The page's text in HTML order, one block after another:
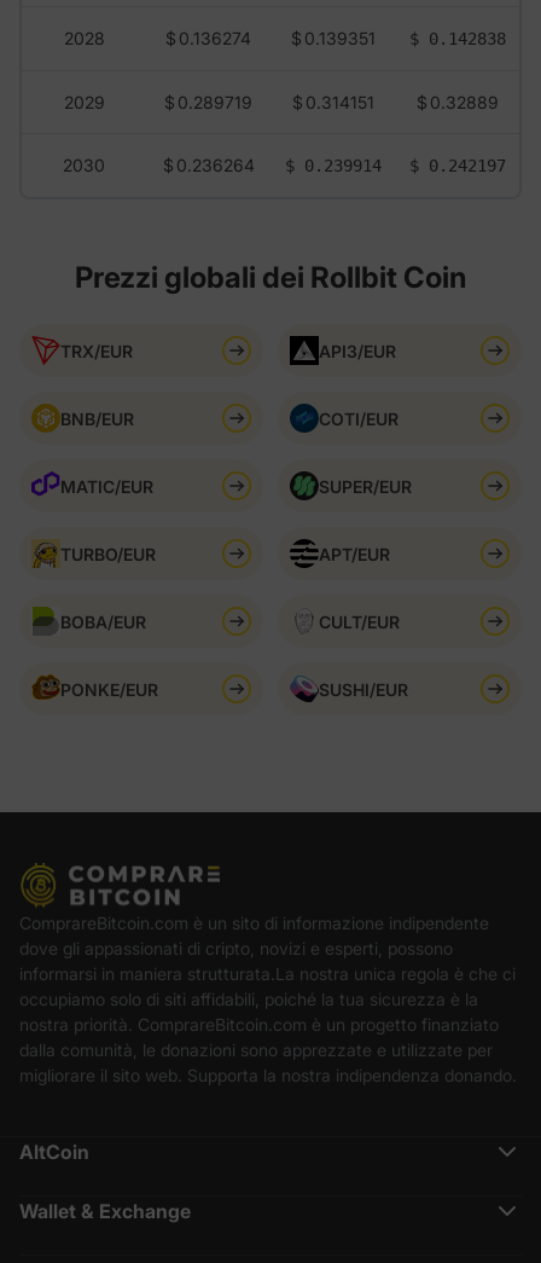
2028 $ 0.136274 $ 0.139351 $ 0.142838
2029 $ 0.289719 $ 0.314151 $ 0.32889
2030 $ 0.236264 $ 0.239914 $ 0.242197
Prezzi globali dei Rollbit Coin
TRX/EUR API3/EUR
BNB/EUR COTI/EUR
MATIC/EUR SUPER/EUR
TURBO/EUR APT/EUR
BOBA/EUR CULT/EUR
PONKE/EUR SUSHI/EUR
ComprareBitcoin.com è un sito di informazione indipendente
dove gli appassionati di cripto, novizi e esperti, possono
informarsi in maniera strutturata.La nostra unica regola è che ci
occupiamo solo di siti affidabili, poiché la tua sicurezza è la
nostra priorità. ComprareBitcoin.com è un progetto finanziato
dalla comunità, le donazioni sono apprezzate e utilizzate per
migliorare il sito web. Supporta la nostra indipendenza donando.
AltCoin
Cardano (ADA)
Polkadot (DOT)
Wallet & Exchange